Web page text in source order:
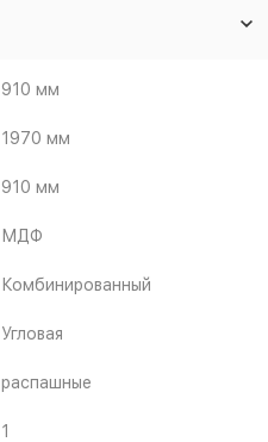
910 мм
1970 мм
910 мм
МДФ
Комбинированный
Угловая
распашные
1